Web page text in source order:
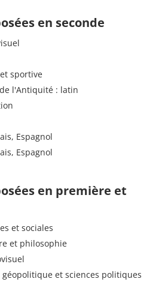
en seconde
sportive
l'Antiquité : latin
Espagnol
Espagnol
en première et
et sociales
et philosophie
et sciences politiques